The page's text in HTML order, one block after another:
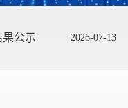
严正声明